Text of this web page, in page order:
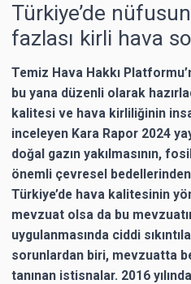
Türkiye’de
fazlası kirli hava
Temiz Hava Hakkı
bu yana düzenli olarak
kalitesi ve hava kirliliğinin
inceleyen Kara Rapor 2024
doğal gazın yakılmasının,
önemli çevresel
Türkiye’de hava kalitesinin
mevzuat olsa da bu
uygulanmasında ciddi
sorunlardan biri, mevzuatta
tanınan istisnalar. 2016